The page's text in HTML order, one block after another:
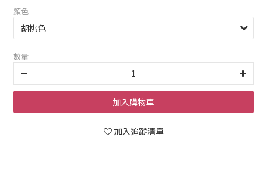
顏色
數量
加入購物車
加入追蹤清單